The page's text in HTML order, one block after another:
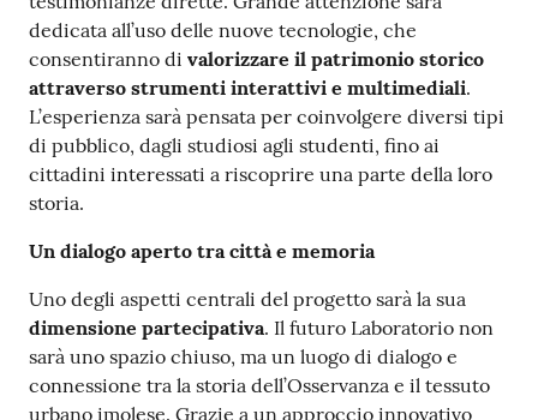
dedicata all’uso delle nuove tecnologie, che
consentiranno di valorizzare il patrimonio storico
attraverso strumenti interattivi e multimediali.
L’esperienza sarà pensata per coinvolgere diversi tipi
di pubblico, dagli studiosi agli studenti, fino ai
cittadini interessati a riscoprire una parte della loro
storia.
Un dialogo aperto tra città e memoria
Uno degli aspetti centrali del progetto sarà la sua
dimensione partecipativa. Il futuro Laboratorio non
sarà uno spazio chiuso, ma un luogo di dialogo e
connessione tra la storia dell’Osservanza e il tessuto
urbano imolese. Grazie a un approccio innovativo